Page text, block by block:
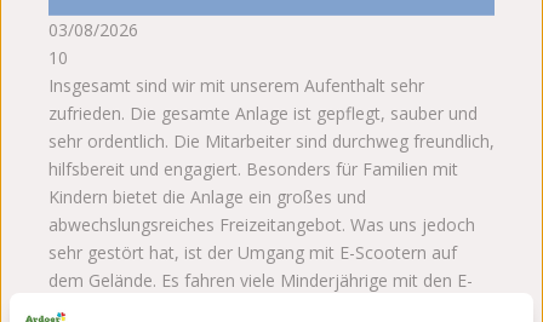
03/08/2026
10
Insgesamt sind wir mit unserem Aufenthalt sehr
zufrieden. Die gesamte Anlage ist gepflegt, sauber und
sehr ordentlich. Die Mitarbeiter sind durchweg freundlich,
hilfsbereit und engagiert. Besonders für Familien mit
Kindern bietet die Anlage ein großes und
abwechslungsreiches Freizeitangebot. Was uns jedoch
sehr gestört hat, ist der Umgang mit E-Scootern auf
dem Gelände. Es fahren viele Minderjährige mit den E-
Scootern und halten sich dabei offensichtlich nicht an